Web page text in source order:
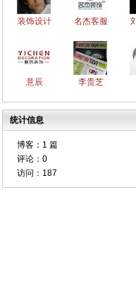
装饰设计 名杰客服
意辰 李贵芝
统计信息
博客： 1 篇
评论： 0
访问： 187